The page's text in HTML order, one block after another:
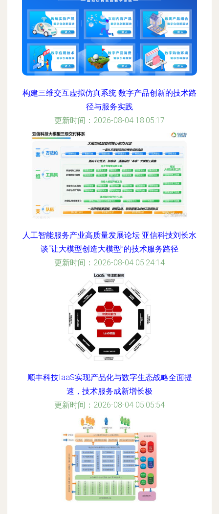
构建三维交互虚拟仿真系统 数字产品创新的技术路
径与服务实践
更新时间：2026-08-04 18:05:17
人工智能服务产业高质量发展论坛 亚信科技刘长水
谈“让大模型创造大模型”的技术服务路径
更新时间：2026-08-04 05:24:14
顺丰科技IaaS实现产品化与数字生态战略全面提
速，技术服务成新增长极
更新时间：2026-08-04 05:05:54